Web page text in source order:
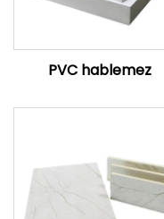
PVC hablemez